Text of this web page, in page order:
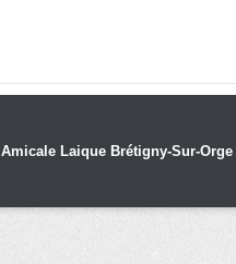
Amicale Laique Brétigny-Sur-Orge